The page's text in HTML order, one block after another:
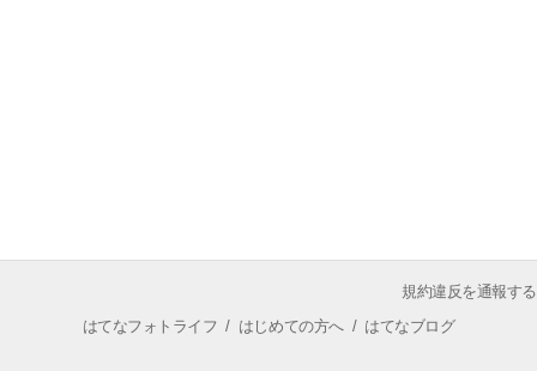
規約違反を通報する
はてなフォトライフ / はじめての方へ/ はてなブログ